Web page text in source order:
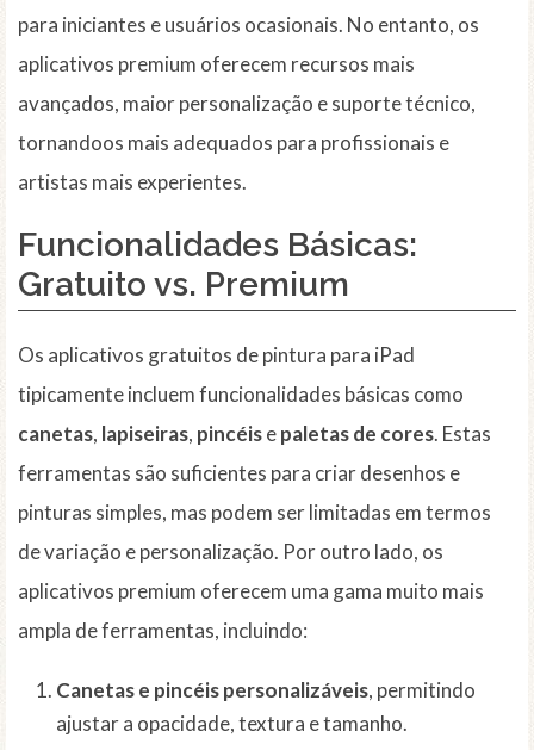
para iniciantes e usuários ocasionais. No entanto, os
aplicativos premium oferecem recursos mais
avançados, maior personalização e suporte técnico,
tornandoos mais adequados para profissionais e
artistas mais experientes.
Funcionalidades Básicas:
Gratuito vs. Premium
Os aplicativos gratuitos de pintura para iPad
tipicamente incluem funcionalidades básicas como
canetas, lapiseiras, pincéisepaletas de cores. Estas
ferramentas são suficientes para criar desenhos e
pinturas simples, mas podem ser limitadas em termos
de variação e personalização. Por outro lado, os
aplicativos premium oferecem uma gama muito mais
ampla de ferramentas, incluindo:
Canetas e pincéis personalizáveis, permitindo
ajustar a opacidade, textura e tamanho.